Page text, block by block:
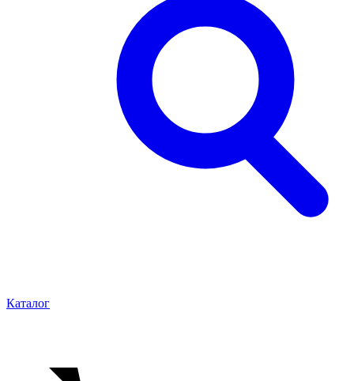
Каталог